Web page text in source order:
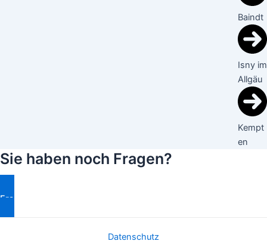
Baindt
Isny im
Allgäu
Kempt
en
Sie haben noch Fragen?
Fragen Stellen
Datenschutz